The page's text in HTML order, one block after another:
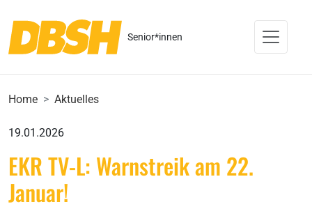
Senior*innen
Home Aktuelles
19.01.2026
EKR TV-L: Warnstreik am 22.
Januar!